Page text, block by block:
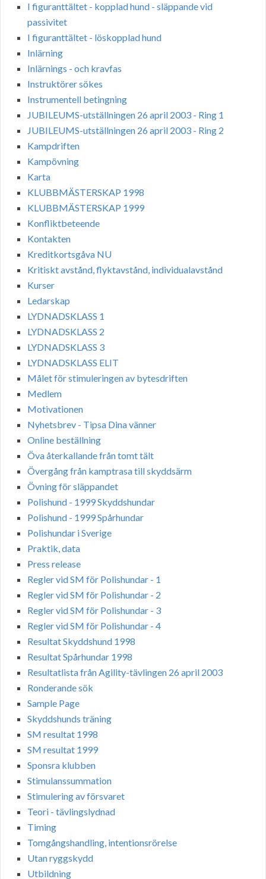
I figuranttältet - kopplad hund - släppande vid
passivitet
I figuranttältet - löskopplad hund
Inlärning
Inlärnings - och kravfas
Instruktörer sökes
Instrumentell betingning
JUBILEUMS-utställningen 26 april 2003 - Ring 1
JUBILEUMS-utställningen 26 april 2003 - Ring 2
Kampdriften
Kampövning
Karta
KLUBBMÄSTERSKAP 1998
KLUBBMÄSTERSKAP 1999
Konfliktbeteende
Kontakten
Kreditkortsgåva NU
Kritiskt avstånd, flyktavstånd, individualavstånd
Kurser
Ledarskap
LYDNADSKLASS 1
LYDNADSKLASS 2
LYDNADSKLASS 3
LYDNADSKLASS ELIT
Målet för stimuleringen av bytesdriften
Medlem
Motivationen
Nyhetsbrev - Tipsa Dina vänner
Online beställning
Öva återkallande från tomt tält
Övergång från kamptrasa till skyddsärm
Övning för släppandet
Polishund - 1999 Skyddshundar
Polishund - 1999 Spårhundar
Polishundar i Sverige
Praktik, data
Press release
Regler vid SM för Polishundar - 1
Regler vid SM för Polishundar - 2
Regler vid SM för Polishundar - 3
Regler vid SM för Polishundar - 4
Resultat Skyddshund 1998
Resultat Spårhundar 1998
Resultatlista från Agility-tävlingen 26 april 2003
Ronderande sök
Sample Page
Skyddshunds träning
SM resultat 1998
SM resultat 1999
Sponsra klubben
Stimulanssummation
Stimulering av försvaret
Teori - tävlingslydnad
Timing
Tomgångshandling, intentionsrörelse
Utan ryggskydd
Utbildning